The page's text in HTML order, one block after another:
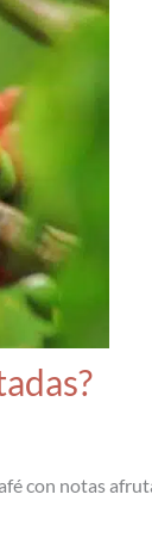
con notas